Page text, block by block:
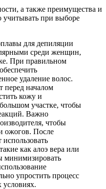
а также преимущества и
учитывать при выборе
для депиляции
среди женщин,
При правильном
удаление волос.
перед началом
кожу и
участке, чтобы
Важно
чтобы
ожогов. После
как алоэ вера или
минимизировать
упростить процесс
условиях.